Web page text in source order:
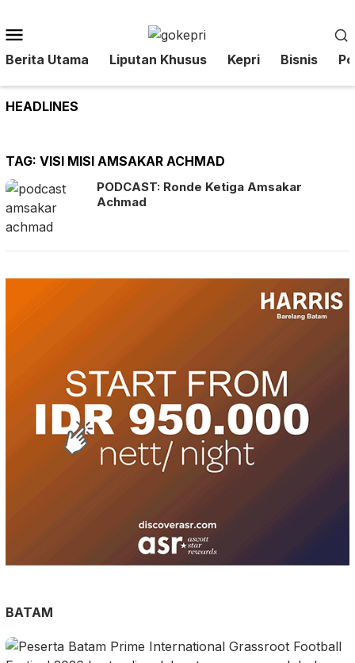
ke
Mobile
Berita Utama Liputan Khusus Kepri Bisnis
HEADLINES
TAG: VISI MISI AMSAKAR ACHMAD
PODCAST: Ronde Ketiga Amsakar
Achmad
BATAM